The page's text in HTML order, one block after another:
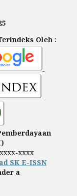
Oleh :
xxxx
SK E-ISSN
a